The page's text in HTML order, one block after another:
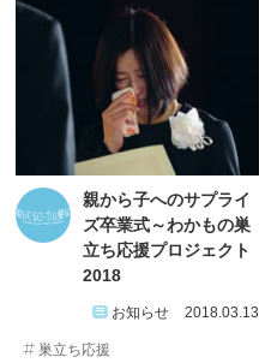
親から子へのサプライ
ズ卒業式～わかもの巣
立ち応援プロジェクト
2018
お知らせ 2018.03.13
巣立ち応援